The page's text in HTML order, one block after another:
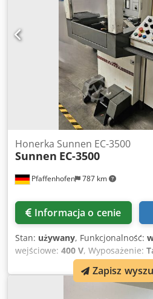
Pfaffenhofen 787 km
Honerka Sunnen EC-3500
Sunnen EC-3500
Informacja o cenie
Stan: używany, Funkcjonalność:
wejściowe: 400 V, Wyposażenie:
dostępna, dokumentacja /
szlifierka krzyżowa Używana
3500 CGM-27 Średnica
Zapisz